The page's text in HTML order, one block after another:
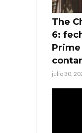
The
6:
julio 30,